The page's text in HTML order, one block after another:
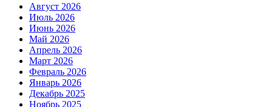
Август 2026
Июль 2026
Июнь 2026
Май 2026
Апрель 2026
Март 2026
Февраль 2026
Январь 2026
Декабрь 2025
Ноябрь 2025